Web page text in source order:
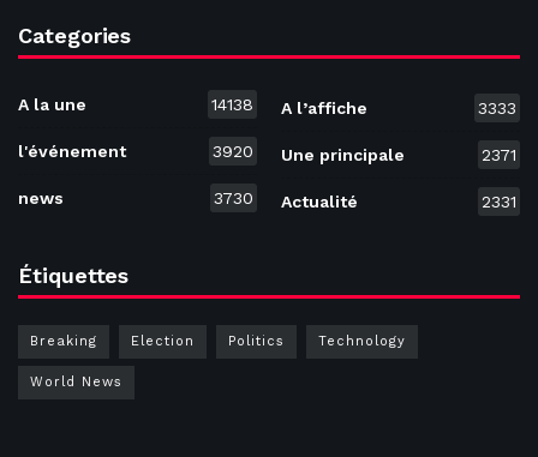
Categories
A la une 14138
l'événement 3920
news 3730
A l’affiche 3333
Une principale 2371
Actualité 2331
Étiquettes
Breaking Election Politics Technology
World News